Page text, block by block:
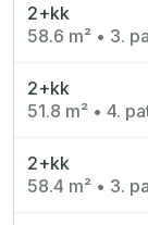
2+kk
58.6 m² • 3.
2+kk
51.8 m² • 4.
2+kk
58.4 m² • 3.